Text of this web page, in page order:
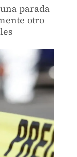
parada
otro